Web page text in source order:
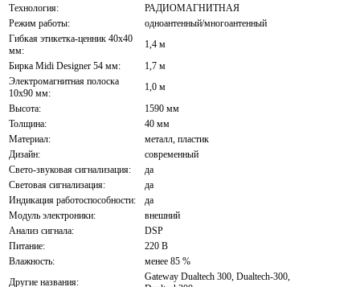
Технология:
РАДИОМАГНИТНАЯ
Режим работы:
одноантенный/многоантенный
Гибкая этикетка-ценник 40х40
мм:
1,4 м
Бирка Midi Designer 54 мм:
1,7 м
Электромагнитная полоска
10х90 мм:
1,0 м
Высота:
1590 мм
Толщина:
40 мм
Материал:
металл, пластик
Дизайн:
современный
Свето-звуковая сигнализация:
да
Световая сигнализация:
да
Индикация работоспособности:
да
Модуль электроники:
внешний
Анализ сигнала:
DSP
Питание:
220 В
Влажность:
менее 85 %
Другие названия:
Gateway Dualtech 300, Dualtech-300,